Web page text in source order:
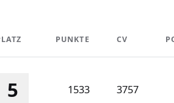
PUNKTE CV
5 1533 3757